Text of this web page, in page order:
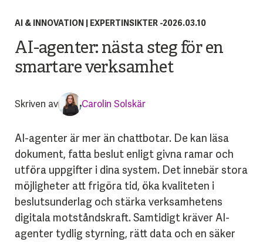
AI & INNOVATION| EXPERTINSIKTER -2026.03.10
AI-agenter: nästa steg för en
smartare verksamhet
Skriven av Carolin Solskär
AI-agenter är mer än chattbotar. De kan läsa
dokument, fatta beslut enligt givna ramar och
utföra uppgifter i dina system. Det innebär stora
möjligheter att frigöra tid, öka kvaliteten i
beslutsunderlag och stärka verksamhetens
digitala motståndskraft. Samtidigt kräver AI-
agenter tydlig styrning, rätt data och en säker